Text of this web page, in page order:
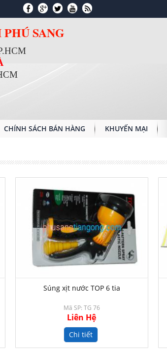
SANG
CHÍNH SÁCH BÁN HÀNG KHUYẾN MẠI
Súng xịt nước TOP 6 tia
Mã SP: TG 76
Liên Hệ
Chi tiết